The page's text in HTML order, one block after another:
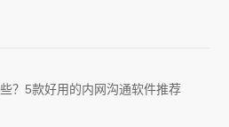
？5款好用的内网沟通软件推荐